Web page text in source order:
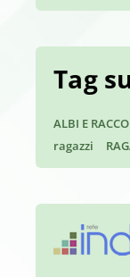
Tag
ALBI E
ragazzi